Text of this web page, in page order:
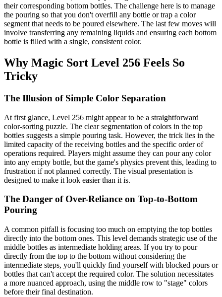
their corresponding bottom bottles. The challenge here is to manage
the pouring so that you don't overfill any bottle or trap a color
segment that needs to be poured elsewhere. The last few moves will
involve transferring any remaining liquids and ensuring each bottom
bottle is filled with a single, consistent color.
Why Magic Sort Level 256 Feels So
Tricky
The Illusion of Simple Color Separation
At first glance, Level 256 might appear to be a straightforward
color-sorting puzzle. The clear segmentation of colors in the top
bottles suggests a simple pouring task. However, the trick lies in the
limited capacity of the receiving bottles and the specific order of
operations required. Players might assume they can pour any color
into any empty bottle, but the game's physics prevent this, leading to
frustration if not planned correctly. The visual presentation is
designed to make it look easier than it is.
The Danger of Over-Reliance on Top-to-Bottom
Pouring
A common pitfall is focusing too much on emptying the top bottles
directly into the bottom ones. This level demands strategic use of the
middle bottles as intermediate holding areas. If you try to pour
directly from the top to the bottom without considering the
intermediate steps, you'll quickly find yourself with blocked pours or
bottles that can't accept the required color. The solution necessitates
a more nuanced approach, using the middle row to "stage" colors
before their final destination.